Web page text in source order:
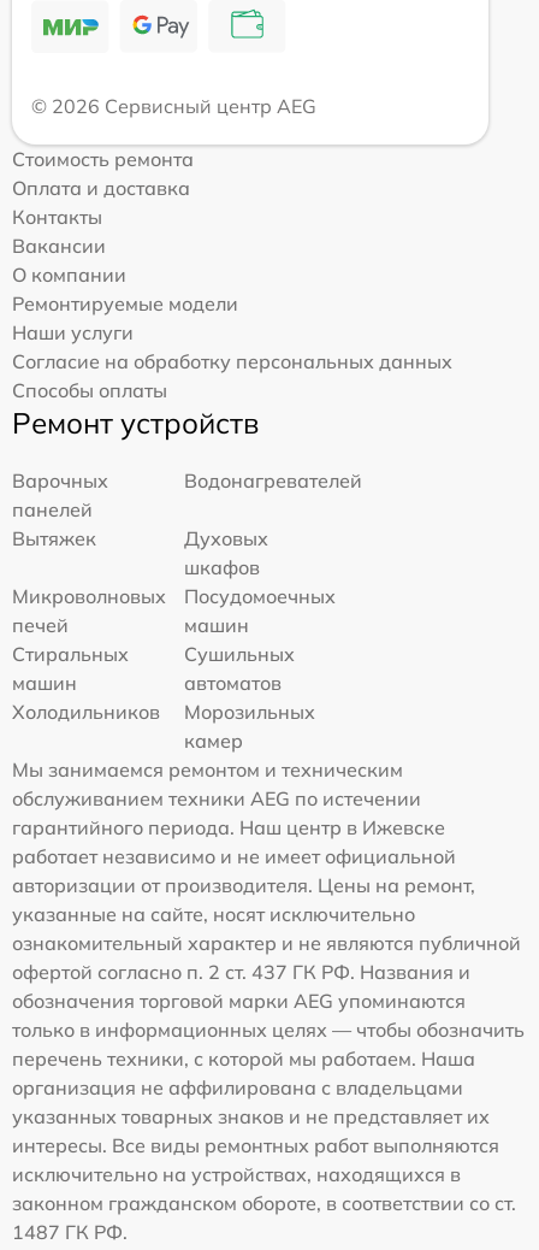
© 2026 Сервисный центр AEG
Стоимость ремонта
Оплата и доставка
Контакты
Вакансии
О компании
Ремонтируемые модели
Наши услуги
Согласие на обработку персональных данных
Способы оплаты
Ремонт устройств
Варочных
панелей
Водонагревателей
Вытяжек
Духовых
шкафов
Микроволновых
печей
Посудомоечных
машин
Стиральных
машин
Сушильных
автоматов
Холодильников
Морозильных
камер
Мы занимаемся ремонтом и техническим
обслуживанием техники AEG по истечении
гарантийного периода. Наш центр в Ижевске
работает независимо и не имеет официальной
авторизации от производителя. Цены на ремонт,
указанные на сайте, носят исключительно
ознакомительный характер и не являются публичной
офертой согласно п. 2 ст. 437 ГК РФ. Названия и
обозначения торговой марки AEG упоминаются
только в информационных целях — чтобы обозначить
перечень техники, с которой мы работаем. Наша
организация не аффилирована с владельцами
указанных товарных знаков и не представляет их
интересы. Все виды ремонтных работ выполняются
исключительно на устройствах, находящихся в
законном гражданском обороте, в соответствии со ст.
1487 ГК РФ.